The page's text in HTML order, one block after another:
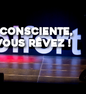
rêvez !